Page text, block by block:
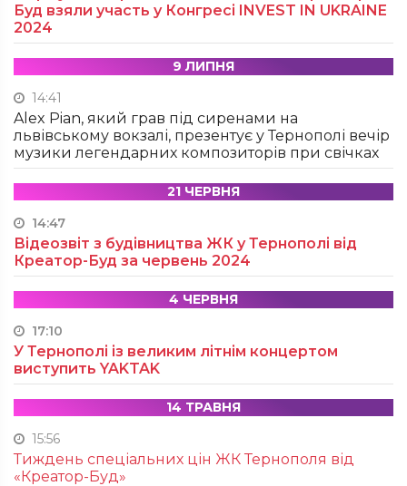
Буд взяли участь у Конгресі INVEST IN UKRAINE
2024
9 ЛИПНЯ
14:41
Alex Pian, який грав під сиренами на
львівському вокзалі, презентує у Тернополі вечір
музики легендарних композиторів при свічках
21 ЧЕРВНЯ
14:47
Відеозвіт з будівництва ЖК у Тернополі від
Креатор-Буд за червень 2024
4 ЧЕРВНЯ
17:10
У Тернополі із великим літнім концертом
виступить YAKTAK
14 ТРАВНЯ
15:56
Тиждень спеціальних цін ЖК Тернополя від
«Креатор-Буд»